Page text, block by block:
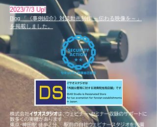
​2023/7/3 Up!
Blog 「《事例紹介》対談動画制作 ～伝わる映像を～」
を掲載しました。
株式会社イサオスタジオは、ウェビナー・セミナー収録の​サポートに
数多くの実績があります
東京・神田駅 徒歩２分 駅前の自社ウェビナースタジオを完備